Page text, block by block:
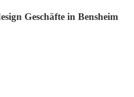
Geschäfte in Bensheim